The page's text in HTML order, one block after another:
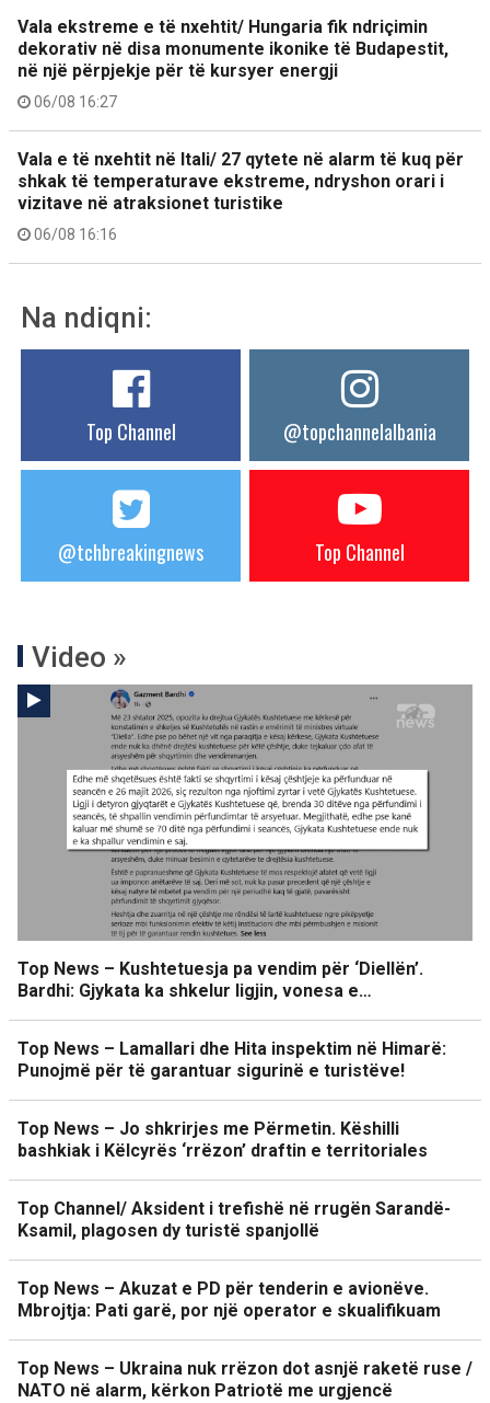
Vala ekstreme e të nxehtit/ Hungaria fik ndriçimin
dekorativ në disa monumente ikonike të Budapestit,
në një përpjekje për të kursyer energji
06/08 16:27
Vala e të nxehtit në Itali/ 27 qytete në alarm të kuq për
shkak të temperaturave ekstreme, ndryshon orari i
vizitave në atraksionet turistike
06/08 16:16
Na ndiqni:
Top Channel @topchannelalbania
@tchbreakingnews Top Channel
Video »
Top News – Kushtetuesja pa vendim për ‘Diellën’.
Bardhi: Gjykata ka shkelur ligjin, vonesa e…
Top News – Lamallari dhe Hita inspektim në Himarë:
Punojmë për të garantuar sigurinë e turistëve!
Top News – Jo shkrirjes me Përmetin. Këshilli
bashkiak i Këlcyrës ‘rrëzon’ draftin e territoriales
Top Channel/ Aksident i trefishë në rrugën Sarandë-
Ksamil, plagosen dy turistë spanjollë
Top News – Akuzat e PD për tenderin e avionëve.
Mbrojtja: Pati garë, por një operator e skualifikuam
Top News – Ukraina nuk rrëzon dot asnjë raketë ruse /
NATO në alarm, kërkon Patriotë me urgjencë